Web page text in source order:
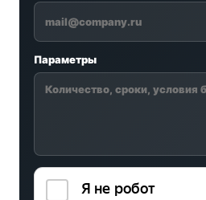
Параметры